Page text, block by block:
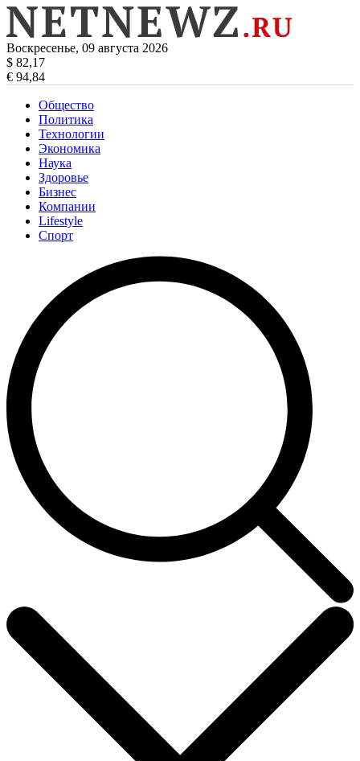
Воскресенье, 09 августа 2026
$ 82,17
€ 94,84
Общество
Политика
Технологии
Экономика
Наука
Здоровье
Бизнес
Компании
Lifestyle
Спорт